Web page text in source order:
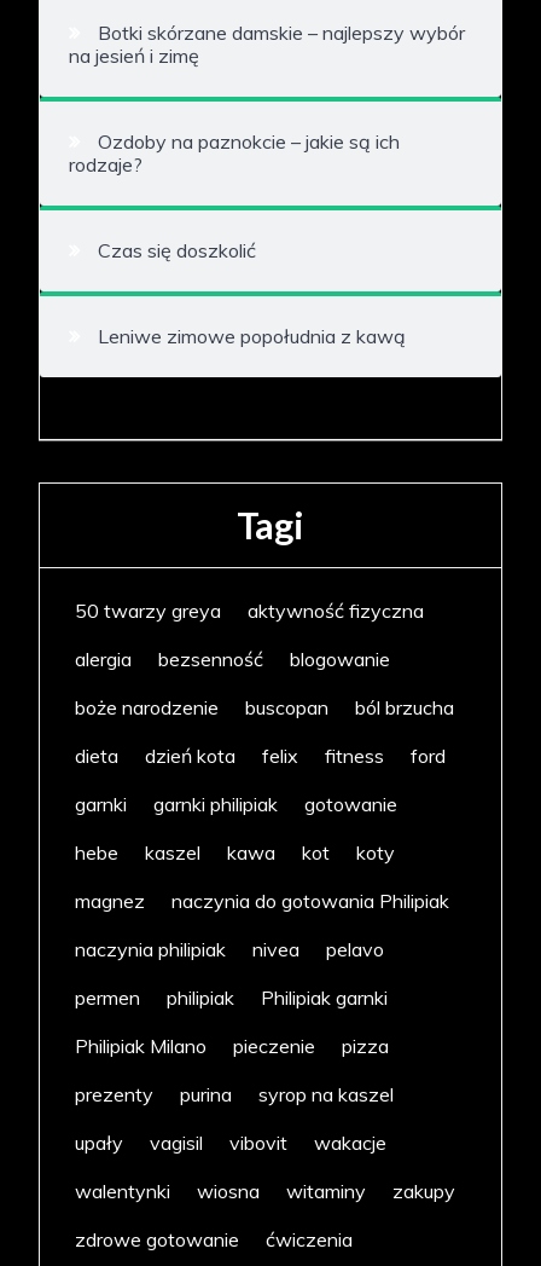
Botki skórzane damskie – najlepszy wybór
na jesień i zimę
Ozdoby na paznokcie – jakie są ich
rodzaje?
Czas się doszkolić
Leniwe zimowe popołudnia z kawą
Tagi
50 twarzy greya
aktywność fizyczna
alergia
bezsenność
blogowanie
boże narodzenie
buscopan
ból brzucha
dieta
dzień kota felix fitness
ford
garnki
garnki philipiak
gotowanie
hebe
kaszel kawa kot
koty
magnez
naczynia do gotowania Philipiak
naczynia philipiak
nivea
pelavo
permen
philipiak
Philipiak garnki
Philipiak Milano
pieczenie
pizza
prezenty
purina
syrop na kaszel
upały
vagisil vibovit
wakacje
walentynki
wiosna witaminy
zakupy
zdrowe gotowanie
ćwiczenia